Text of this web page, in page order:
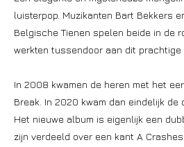
luisterpop. Muzikanten Bart Bekkers
Belgische Tienen spelen beide in de
werkten tussendoor aan dit prachtige
In 2008 kwamen de heren met het
Break. In 2020 kwam dan eindelijk de
Het nieuwe album is eigenlijk een
zijn verdeeld over een kant A